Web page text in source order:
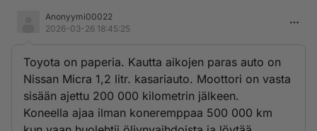
Anonyymi00022
2026-03-26 18:45:25
Toyota on paperia. Kautta aikojen paras auto on
Nissan Micra 1,2 litr. kasariauto. Moottori on vasta
sisään ajettu 200 000 kilometrin jälkeen.
Koneella ajaa ilman koneremppaa 500 000 km